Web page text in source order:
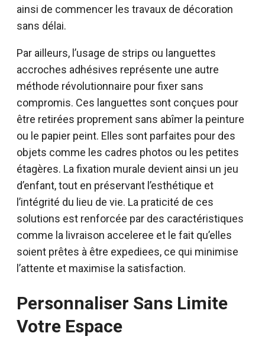
ainsi de commencer les travaux de décoration
sans délai.
Par ailleurs, l’usage de strips ou languettes
accroches adhésives représente une autre
méthode révolutionnaire pour fixer sans
compromis. Ces languettes sont conçues pour
être retirées proprement sans abîmer la peinture
ou le papier peint. Elles sont parfaites pour des
objets comme les cadres photos ou les petites
étagères. La fixation murale devient ainsi un jeu
d’enfant, tout en préservant l’esthétique et
l’intégrité du lieu de vie. La praticité de ces
solutions est renforcée par des caractéristiques
comme la livraison acceleree et le fait qu’elles
soient prêtes à être expediees, ce qui minimise
l’attente et maximise la satisfaction.
Personnaliser Sans Limite
Votre Espace